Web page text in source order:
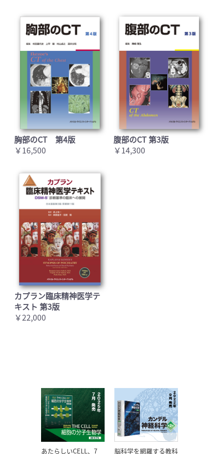
胸部のCT 第4版
￥16,500
腹部のCT 第3版
￥14,300
カプラン臨床精神医学テ
キスト 第3版
￥22,000
あたらしいCELL、7
脳科学を網羅する教科